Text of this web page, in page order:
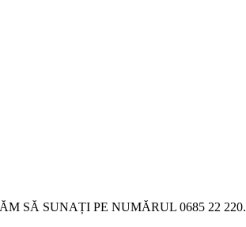
SĂ SUNAȚI PE NUMĂRUL 0685 22 220.